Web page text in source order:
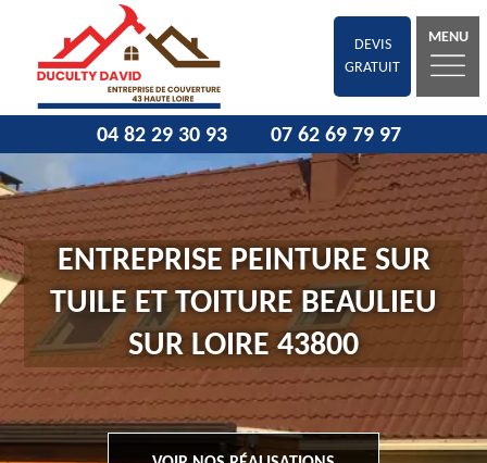
DEVIS
GRATUIT
MENU
04 82 29 30 93 07 62 69 79 97
ENTREPRISE PEINTURE SUR
TUILE ET TOITURE BEAULIEU
SUR LOIRE 43800